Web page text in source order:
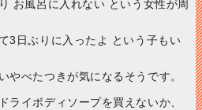
お風呂に入れない という女性が周
3日ぶりに入ったよ という子もい
やべたつきが気になるそうです。
ライボディソープを買えないか、